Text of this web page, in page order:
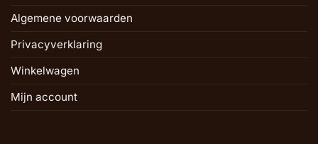
Algemene voorwaarden
Privacyverklaring
Winkelwagen
Mijn account